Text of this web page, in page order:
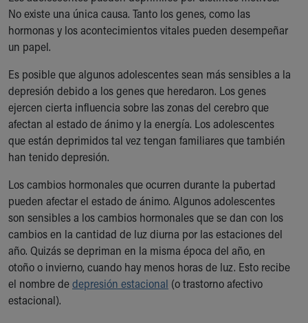
No existe una única causa. Tanto los genes, como las
hormonas y los acontecimientos vitales pueden desempeñar
un papel.
Es posible que algunos adolescentes sean más sensibles a la
depresión debido a los genes que heredaron. Los genes
ejercen cierta influencia sobre las zonas del cerebro que
afectan al estado de ánimo y la energía. Los adolescentes
que están deprimidos tal vez tengan familiares que también
han tenido depresión.
Los cambios hormonales que ocurren durante la pubertad
pueden afectar el estado de ánimo. Algunos adolescentes
son sensibles a los cambios hormonales que se dan con los
cambios en la cantidad de luz diurna por las estaciones del
año. Quizás se depriman en la misma época del año, en
otoño o invierno, cuando hay menos horas de luz. Esto recibe
el nombre dedepresión estacional (o trastorno afectivo
estacional).